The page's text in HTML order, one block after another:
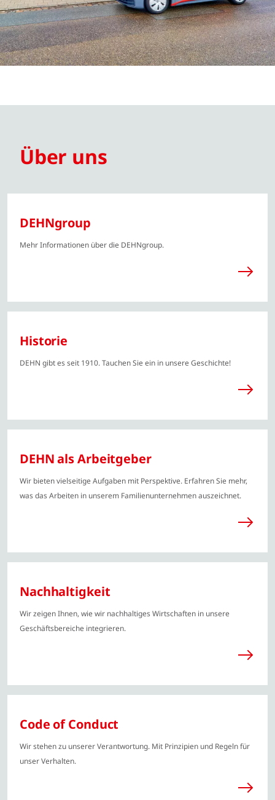
Über uns
DEHNgroup
Mehr Informationen über die DEHNgroup.
Historie
DEHN gibt es seit 1910. Tauchen Sie ein in unsere Geschichte!
DEHN als Arbeitgeber
Wir bieten vielseitige Aufgaben mit Perspektive. Erfahren Sie mehr,
was das Arbeiten in unserem Familienunternehmen auszeichnet.
Nachhaltigkeit
Wir zeigen Ihnen, wie wir nachhaltiges Wirtschaften in unsere
Geschäftsbereiche integrieren.
Code of Conduct
Wir stehen zu unserer Verantwortung. Mit Prinzipien und Regeln für
unser Verhalten.